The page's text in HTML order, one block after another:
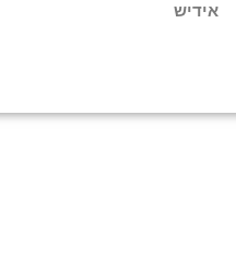
אידיש